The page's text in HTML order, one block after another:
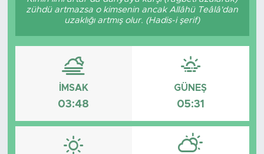
zühdü artmazsa o kimsenin ancak Allâhü Teâlâ'dan
uzaklığı artmış olur. (Hadis-i şerif)
İMSAK
03:48
GÜNEŞ
05:31
Magazin
Sektör